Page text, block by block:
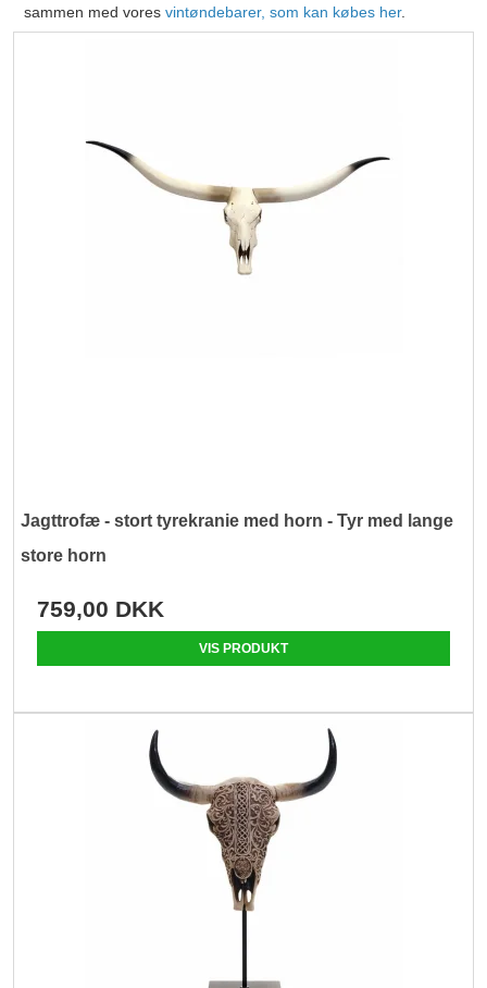
sammen med voresvintøndebarer, som kan købes her.
Jagttrofæ - stort tyrekranie med horn - Tyr med lange
store horn
759,00 DKK
VIS PRODUKT